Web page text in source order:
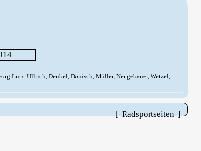
Lutz, Ullrich, Deubel, Dönisch, Müller, Neugebauer, Wetzel,
[ Radsportseiten ]